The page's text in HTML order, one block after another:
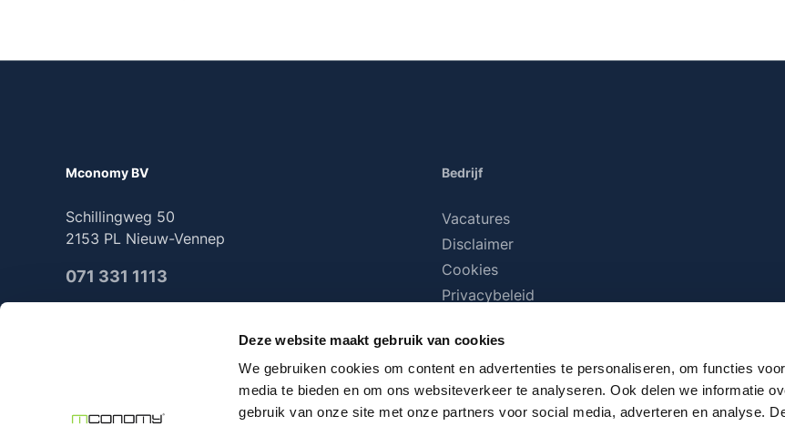
Deze website maakt gebruik van cookies
We gebruiken cookies om content en advertenties te personaliseren, om functies
media te bieden en om ons websiteverkeer te analyseren. Ook delen we informatie
gebruik van onze site met onze partners voor social media, adverteren en analyse.
Mconomy BV
Schillingweg 50
2153 PL Nieuw-Vennep
071 331 1113
2025 Mconomy all rights reserved
Bedrijf
Vacatures
Disclaimer
Cookies
Privacybeleid